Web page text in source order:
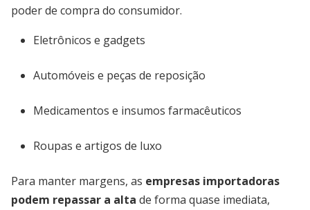
poder de compra do consumidor.
Eletrônicos e gadgets
Automóveis e peças de reposição
Medicamentos e insumos farmacêuticos
Roupas e artigos de luxo
Para manter margens, as empresas importadoras
podem repassar a alta de forma quase imediata,